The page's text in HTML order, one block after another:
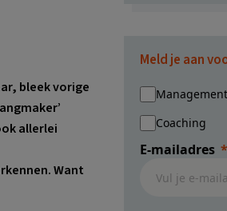
bleek vorige
allerlei
Want
Meld je aan
Management
Coaching
E-mailadres